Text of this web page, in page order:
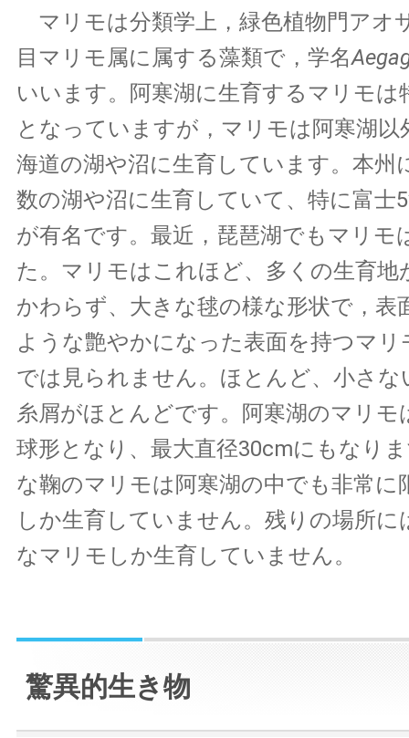
マリモは分類学上，緑色植物門アオ
目マリモ属に属する藻類で，学名
いいます。阿寒湖に生育するマリモは
となっていますが，マリモは阿寒湖以
海道の湖や沼に生育しています。本州
数の湖や沼に生育していて、特に富士
が有名です。最近，琵琶湖でもマリモ
た。マリモはこれほど、多くの生育地
かわらず、大きな毬の様な形状で，表
ような艶やかになった表面を持つマリ
では見られません。ほとんど、小さな
糸屑がほとんどです。阿寒湖のマリモ
球形となり、最大直径30cmにもなり
な鞠のマリモは阿寒湖の中でも非常に
しか生育していません。残りの場所
なマリモしか生育していません。
驚異的生き物